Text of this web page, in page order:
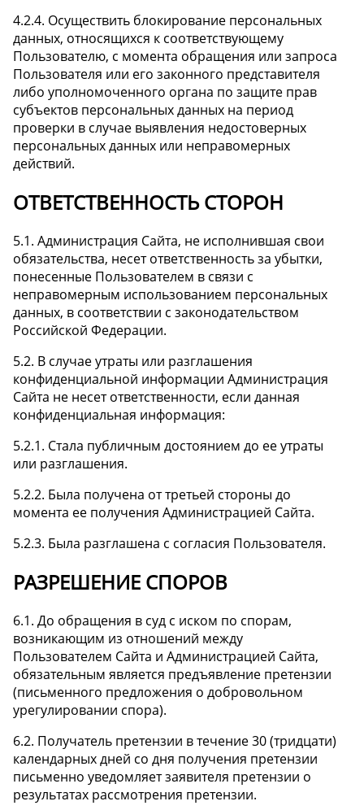
4.2.4. Осуществить блокирование персональных
данных, относящихся к соответствующему
Пользователю, с момента обращения или запроса
Пользователя или его законного представителя
либо уполномоченного органа по защите прав
субъектов персональных данных на период
проверки в случае выявления недостоверных
персональных данных или неправомерных
действий.
ОТВЕТСТВЕННОСТЬ СТОРОН
5.1. Администрация Сайта, не исполнившая свои
обязательства, несет ответственность за убытки,
понесенные Пользователем в связи с
неправомерным использованием персональных
данных, в соответствии с законодательством
Российской Федерации.
5.2. В случае утраты или разглашения
конфиденциальной информации Администрация
Сайта не несет ответственности, если данная
конфиденциальная информация:
5.2.1. Стала публичным достоянием до ее утраты
или разглашения.
5.2.2. Была получена от третьей стороны до
момента ее получения Администрацией Сайта.
5.2.3. Была разглашена с согласия Пользователя.
РАЗРЕШЕНИЕ СПОРОВ
6.1. До обращения в суд с иском по спорам,
возникающим из отношений между
Пользователем Сайта и Администрацией Сайта,
обязательным является предъявление претензии
(письменного предложения о добровольном
урегулировании спора).
6.2. Получатель претензии в течение 30 (тридцати)
календарных дней со дня получения претензии
письменно уведомляет заявителя претензии о
результатах рассмотрения претензии.